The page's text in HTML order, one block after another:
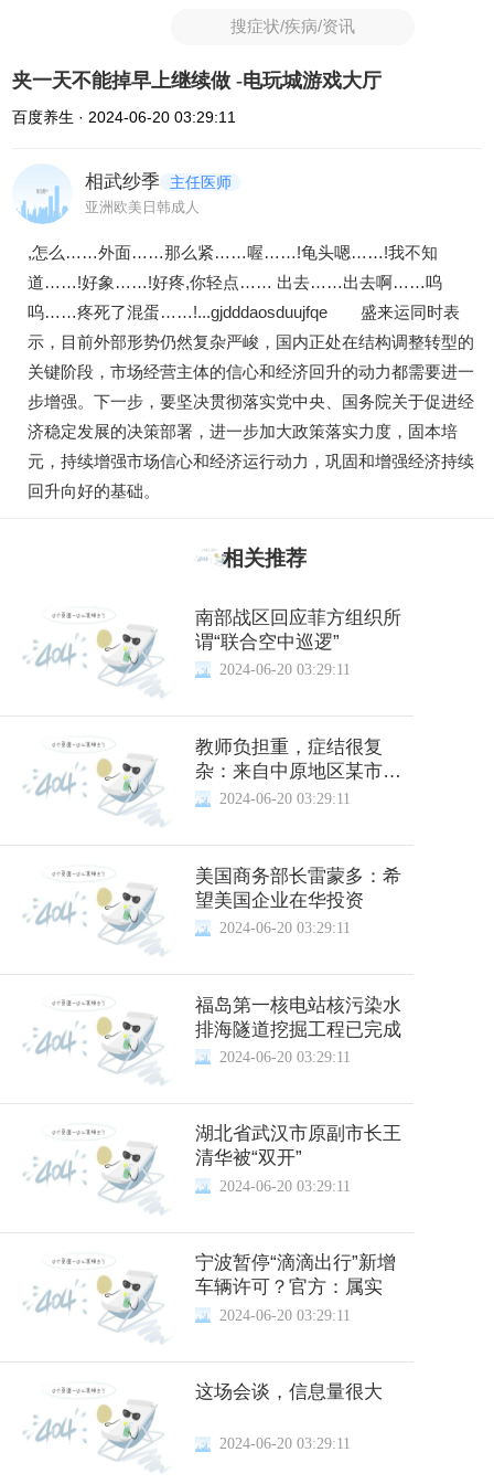
搜症状/疾病/资讯
夹一天不能掉早上继续做 -电玩城游戏大厅
百度养生 · 2024-06-20 03:29:11
相武纱季 主任医师
亚洲欧美日韩成人
,怎么……外面……那么紧……喔……!龟头嗯……!我不知
道……!好象……!好疼,你轻点…… 出去……出去啊……呜
呜……疼死了混蛋……!...gjdddaosduujfqe 盛来运同时表
示，目前外部形势仍然复杂严峻，国内正处在结构调整转型的
关键阶段，市场经营主体的信心和经济回升的动力都需要进一
步增强。下一步，要坚决贯彻落实党中央、国务院关于促进经
济稳定发展的决策部署，进一步加大政策落实力度，固本培
元，持续增强市场信心和经济运行动力，巩固和增强经济持续
回升向好的基础。
相关推荐
南部战区回应菲方组织所
谓“联合空中巡逻”
2024-06-20 03:29:11
教师负担重，症结很复
杂：来自中原地区某市的
调研2024-06-20 03:29:11
美国商务部长雷蒙多：希
望美国企业在华投资
2024-06-20 03:29:11
福岛第一核电站核污染水
排海隧道挖掘工程已完成
2024-06-20 03:29:11
湖北省武汉市原副市长王
清华被“双开”
2024-06-20 03:29:11
宁波暂停“滴滴出行”新增
车辆许可？官方：属实
2024-06-20 03:29:11
这场会谈，信息量很大
2024-06-20 03:29:11